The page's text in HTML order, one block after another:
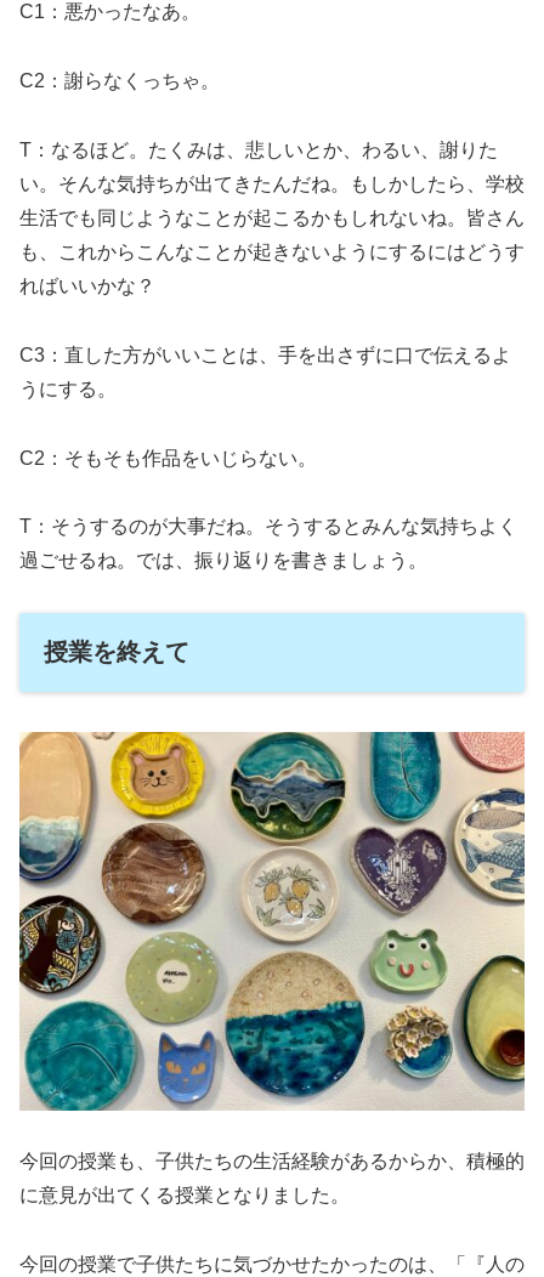
C1：悪かったなあ。
C2：謝らなくっちゃ。
T：なるほど。たくみは、悲しいとか、わるい、謝りた
い。そんな気持ちが出てきたんだね。もしかしたら、学校
生活でも同じようなことが起こるかもしれないね。皆さん
も、これからこんなことが起きないようにするにはどうす
ればいいかな？
C3：直した方がいいことは、手を出さずに口で伝えるよ
うにする。
C2：そもそも作品をいじらない。
T：そうするのが大事だね。そうするとみんな気持ちよく
過ごせるね。では、振り返りを書きましょう。
授業を終えて
今回の授業も、子供たちの生活経験があるからか、積極的
に意見が出てくる授業となりました。
今回の授業で子供たちに気づかせたかったのは、「『人の